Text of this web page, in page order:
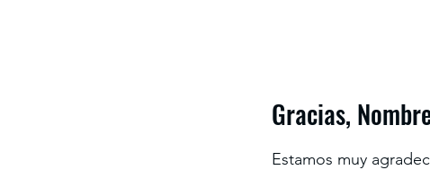
Gracias,
Estamos muy